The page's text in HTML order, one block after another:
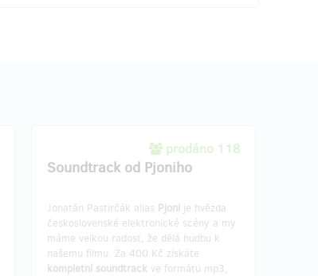
prodáno 118
Soundtrack od Pjoniho
Jonatán Pastirčák alias Pjoni je hvězda
československé elektronické scény a my
máme velkou radost, že dělá hudbu k
našemu filmu. Za 400 Kč získáte
kompletní soundtrack ve formátu mp3,